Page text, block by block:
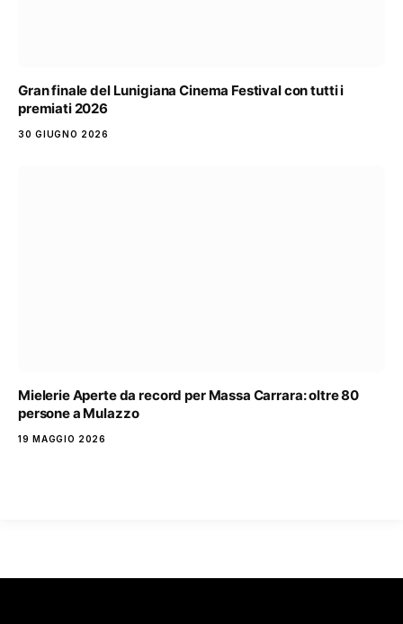
Gran finale del Lunigiana Cinema Festival con tutti i
premiati 2026
30 GIUGNO 2026
Mielerie Aperte da record per Massa Carrara: oltre 80
persone a Mulazzo
19 MAGGIO 2026